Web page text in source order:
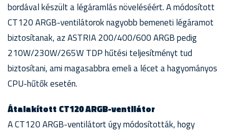
bordával készült a légáramlás növeléséért. A módosított
CT120 ARGB-ventilátorok nagyobb bemeneti légáramot
biztosítanak, az ASTRIA 200/400/600 ARGB pedig
210W/230W/265W TDP hűtési teljesítményt tud
biztosítani, ami magasabbra emeli a lécet a hagyományos
CPU-hűtők esetén.
Átalakított CT120 ARGB-ventilátor
A CT120 ARGB-ventilátort úgy módosították, hogy